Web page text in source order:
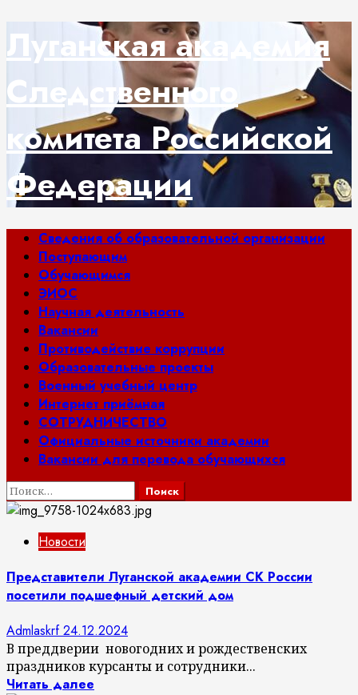
Перейти
к
содержимому
Луганская академия
Следственного
комитета Российской
Федерации
Основное
меню
Сведения об образовательной организации
Поступающим
Обучающимся
ЭИОС
Научная деятельность
Вакансии
Противодействие коррупции
Образовательные проекты
Военный учебный центр
Интернет приёмная
СОТРУДНИЧЕСТВО
Официальные источники академии
Вакансии для перевода обучающихся
Найти:
Новости
Представители Луганской академии СК России
посетили подшефный детский дом
Admlaskrf24.12.2024
В преддверии новогодних и рождественских
праздников курсанты и сотрудники...
Читать далее